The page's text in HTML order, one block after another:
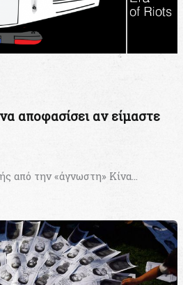
αποφασίσει αν είμαστε
από την «άγνωστη» Κίνα…